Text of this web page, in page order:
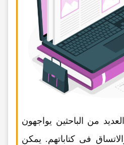
العدید من الباحثین یواجهون
فی کتاباتهم. یمکن